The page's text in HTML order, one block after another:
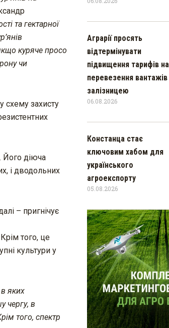
та гектарної
куряче просо
чи
схему захисту
Його діюча
і дводольних
– пригнічує
того, це
культури у
яких
чергу, в
того, спектр
Аграрії просять
відтермінувати
підвищення тарифів на
перевезення вантажів
залізницею
06.08.2026
Констанца стає
ключовим хабом для
українського
агроекспорту
05.08.2026